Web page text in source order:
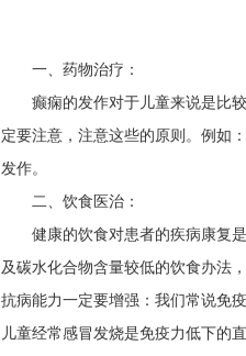
一、药物治疗：
癫痫的发作对于儿童来说是比
定要注意，注意这些的原则。例如
发作。
二、饮食医治：
健康的饮食对患者的疾病康复
及碳水化合物含量较低的饮食办法
抗病能力一定要增强：我们常说免
儿童经常感冒发烧是免疫力低下的